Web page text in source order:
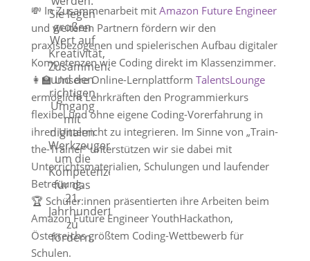
Sie legen
großen
Wert auf
Kreativität,
Zusammenarbeit
und den
richtigen
Umgang
mit
digitalen
Werkzeugen,
um die
Kompetenzen
für das
21.
Jahrhundert
zu
fördern.
💸 In Zusammenarbeit mit Amazon Future Engineer
und weiteren Partnern fördern wir den
praxisbezogenen und spielerischen Aufbau digitaler
Kompetenzen wie Coding direkt im Klassenzimmer.
👩‍🏫 Unsere Online-Lernplattform TalentsLounge
ermöglicht Lehrkräften den Programmierkurs
flexibel und ohne eigene Coding-Vorerfahrung in
ihren Unterricht zu integrieren. Im Sinne von „Train-
the-Trainer“ unterstützen wir sie dabei mit
Unterrichtsmaterialien, Schulungen und laufender
Betreuung.
🏆 Schüler:innen präsentierten ihre Arbeiten beim
Amazon Future Engineer YouthHackathon,
Österreichs größtem Coding-Wettbewerb für
Schulen.